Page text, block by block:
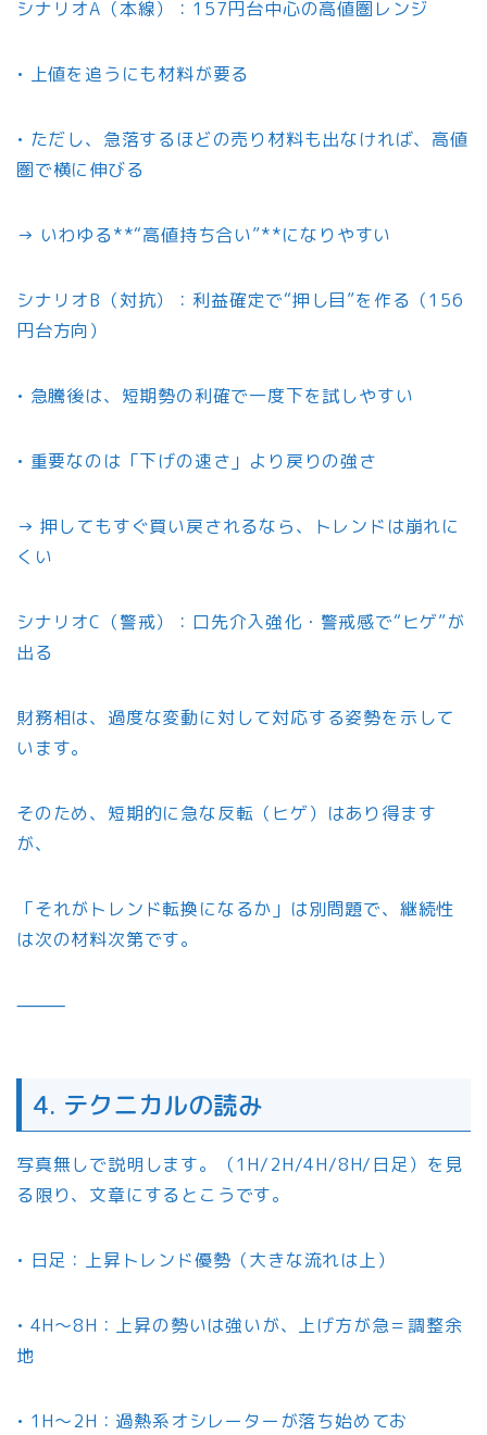
シナリオA（本線）：157円台中心の高値圏レンジ
• 上値を追うにも材料が要る
• ただし、急落するほどの売り材料も出なければ、高値
圏で横に伸びる
→ いわゆる**“高値持ち合い”**になりやすい
シナリオB（対抗）：利益確定で“押し目”を作る（156
円台方向）
• 急騰後は、短期勢の利確で一度下を試しやすい
• 重要なのは「下げの速さ」より戻りの強さ
→ 押してもすぐ買い戻されるなら、トレンドは崩れに
くい
シナリオC（警戒）：口先介入強化・警戒感で“ヒゲ”が
出る
財務相は、過度な変動に対して対応する姿勢を示して
います。
そのため、短期的に急な反転（ヒゲ）はあり得ます
が、
「それがトレンド転換になるか」は別問題で、継続性
は次の材料次第です。
⸻
4. テクニカルの読み
写真無しで説明します。（1H/2H/4H/8H/日足）を見
る限り、文章にするとこうです。
• 日足：上昇トレンド優勢（大きな流れは上）
• 4H〜8H：上昇の勢いは強いが、上げ方が急＝調整余
地
• 1H〜2H：過熱系オシレーターが落ち始めてお